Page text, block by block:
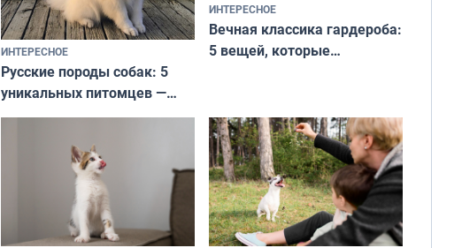
ИНТЕРЕСНОЕ
Русские породы собак: 5
уникальных питомцев —
национальные сокровища
и характером
ИНТЕРЕСНОЕ
Вечная классика гардероба:
5 вещей, которые
и актуально в любой сезон